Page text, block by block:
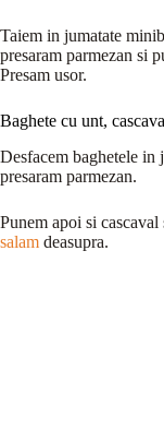
Taiem in jumatate
presaram parmezan si
Presam usor.
Baghete cu unt,
Desfacem baghetele in
presaram parmezan.
Punem apoi si
salam deasupra.